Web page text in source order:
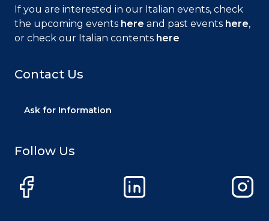
Contact Us
Ask for Information
Follow Us
Facebook LinkedIn
If you are interested in our Italian events, check
the upcoming events here and past events here,
or check our Italian contents here